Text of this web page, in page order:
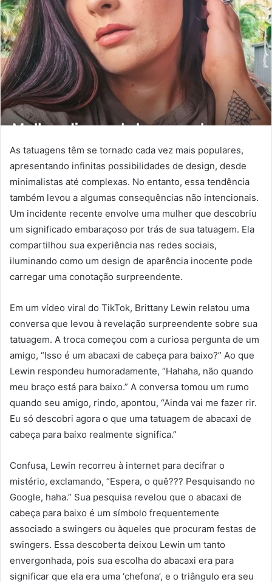
As tatuagens têm se tornado cada vez mais populares,
apresentando infinitas possibilidades de design, desde
minimalistas até complexas. No entanto, essa tendência
também levou a algumas consequências não intencionais.
Um incidente recente envolve uma mulher que descobriu
um significado embaraçoso por trás de sua tatuagem. Ela
compartilhou sua experiência nas redes sociais,
iluminando como um design de aparência inocente pode
carregar uma conotação surpreendente.
Em um vídeo viral do TikTok, Brittany Lewin relatou uma
conversa que levou à revelação surpreendente sobre sua
tatuagem. A troca começou com a curiosa pergunta de um
amigo, “Isso é um abacaxi de cabeça para baixo?” Ao que
Lewin respondeu humoradamente, “Hahaha, não quando
meu braço está para baixo.” A conversa tomou um rumo
quando seu amigo, rindo, apontou, “Ainda vai me fazer rir.
Eu só descobri agora o que uma tatuagem de abacaxi de
cabeça para baixo realmente significa.”
Confusa, Lewin recorreu à internet para decifrar o
mistério, exclamando, “Espera, o quê??? Pesquisando no
Google, haha.” Sua pesquisa revelou que o abacaxi de
cabeça para baixo é um símbolo frequentemente
associado a swingers ou àqueles que procuram festas de
swingers. Essa descoberta deixou Lewin um tanto
envergonhada, pois sua escolha do abacaxi era para
significar que ela era uma ‘chefona’, e o triângulo era seu